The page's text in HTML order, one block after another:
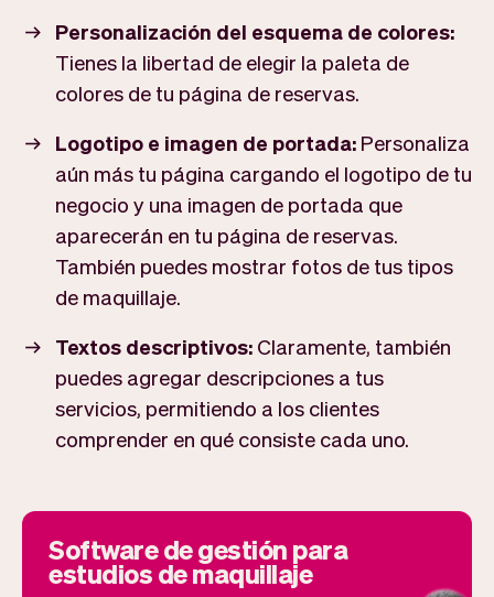
Personalización del esquema de colores:
Tienes la libertad de elegir la paleta de
colores de tu página de reservas.
Logotipo e imagen de portada: Personaliza
aún más tu página cargando el logotipo de tu
negocio y una imagen de portada que
aparecerán en tu página de reservas.
También puedes mostrar fotos de tus tipos
de maquillaje.
Textos descriptivos: Claramente, también
puedes agregar descripciones a tus
servicios, permitiendo a los clientes
comprender en qué consiste cada uno.
Software de gestión para
estudios de maquillaje